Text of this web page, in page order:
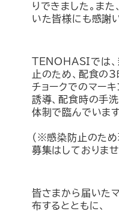
りできました。ま
いた皆様にも感謝
TENOHASIでは、
止のため、配食の
チョークでのマー
誘導、配食時の手
体制で臨んでいます
（※感染防止のため
募集はしておりませ
皆さまから届いた
布するとともに、